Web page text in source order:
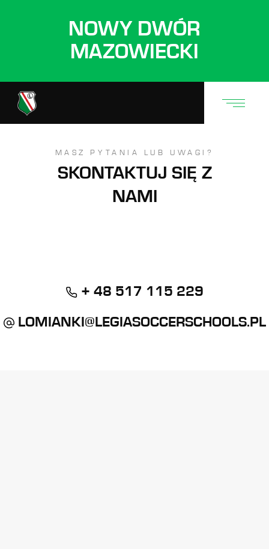
NOWY DWÓR
MAZOWIECKI
MASZ PYTANIA LUB UWAGI?
SKONTAKTUJ SIĘ Z
NAMI
+ 48 517 115 229
LOMIANKI@LEGIASOCCERSCHOOLS.PL